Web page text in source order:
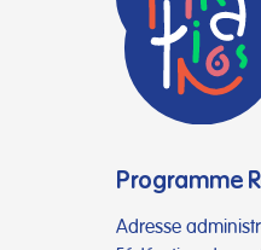
Programme
Adresse